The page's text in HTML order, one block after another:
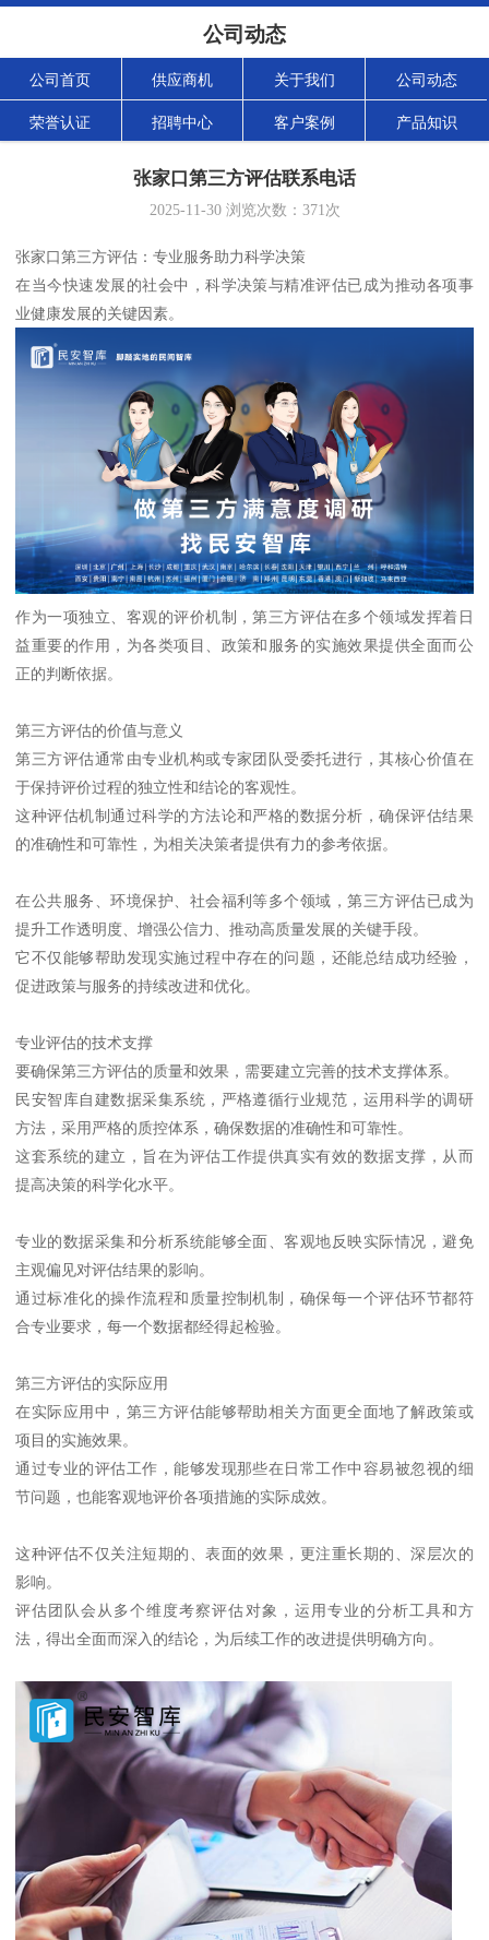
公司动态
公司首页 供应商机 关于我们 公司动态
荣誉认证 招聘中心 客户案例 产品知识
张家口第三方评估联系电话
2025-11-30浏览次数： 371次
张家口第三方评估：专业服务助力科学决策
在当今快速发展的社会中，科学决策与精准评估已成为推动各项事
业健康发展的关键因素。
作为一项独立、客观的评价机制，第三方评估在多个领域发挥着日
益重要的作用，为各类项目、政策和服务的实施效果提供全面而公
正的判断依据。
第三方评估的价值与意义
第三方评估通常由专业机构或专家团队受委托进行，其核心价值在
于保持评价过程的独立性和结论的客观性。
这种评估机制通过科学的方法论和严格的数据分析，确保评估结果
的准确性和可靠性，为相关决策者提供有力的参考依据。
在公共服务、环境保护、社会福利等多个领域，第三方评估已成为
提升工作透明度、增强公信力、推动高质量发展的关键手段。
它不仅能够帮助发现实施过程中存在的问题，还能总结成功经验，
促进政策与服务的持续改进和优化。
专业评估的技术支撑
要确保第三方评估的质量和效果，需要建立完善的技术支撑体系。
民安智库自建数据采集系统，严格遵循行业规范，运用科学的调研
方法，采用严格的质控体系，确保数据的准确性和可靠性。
这套系统的建立，旨在为评估工作提供真实有效的数据支撑，从而
提高决策的科学化水平。
专业的数据采集和分析系统能够全面、客观地反映实际情况，避免
主观偏见对评估结果的影响。
通过标准化的操作流程和质量控制机制，确保每一个评估环节都符
合专业要求，每一个数据都经得起检验。
第三方评估的实际应用
在实际应用中，第三方评估能够帮助相关方面更全面地了解政策或
项目的实施效果。
通过专业的评估工作，能够发现那些在日常工作中容易被忽视的细
节问题，也能客观地评价各项措施的实际成效。
这种评估不仅关注短期的、表面的效果，更注重长期的、深层次的
影响。
评估团队会从多个维度考察评估对象，运用专业的分析工具和方
法，得出全面而深入的结论，为后续工作的改进提供明确方向。